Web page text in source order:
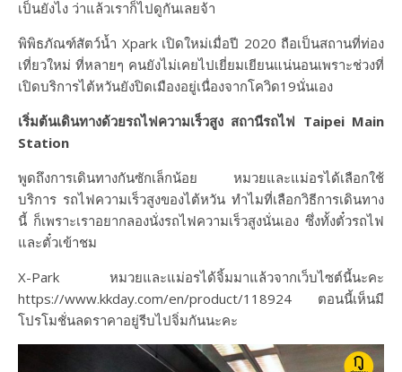
เป็นยังไง ว่าแล้วเราก็ไปดูกันเลยจ้า
พิพิธภัณฑ์สัตว์น้ำ Xpark เปิดใหม่เมื่อปี 2020 ถือเป็นสถานที่ท่อง
เที่ยวใหม่ ที่หลายๆ คนยังไม่เคยไปเยี่ยมเยียนแน่นอนเพราะช่วงที่
เปิดบริการไต้หวันยังปิดเมืองอยู่เนื่องจากโควิด19นั่นเอง
เริ่มต้นเดินทางด้วยรถไฟความเร็วสูง สถานีรถไฟ Taipei Main
Station
พูดถึงการเดินทางกันซักเล็กน้อย หมวยและแม่อรได้เลือกใช้
บริการ รถไฟความเร็วสูงของไต้หวัน ทำไมที่เลือกวิธีการเดินทาง
นี้ ก็เพราะเราอยากลองนั่งรถไฟความเร็วสูงนั่นเอง ซึ่งทั้งตั๋วรถไฟ
และตั๋วเข้าชม
X-Park หมวยและแม่อรได้จิ้มมาแล้วจากเว็บไซต์นี้นะคะ
https://www.kkday.com/en/product/118924 ตอนนี้เห็นมี
โปรโมชั่นลดราคาอยู่รีบไปจิ่มกันนะคะ